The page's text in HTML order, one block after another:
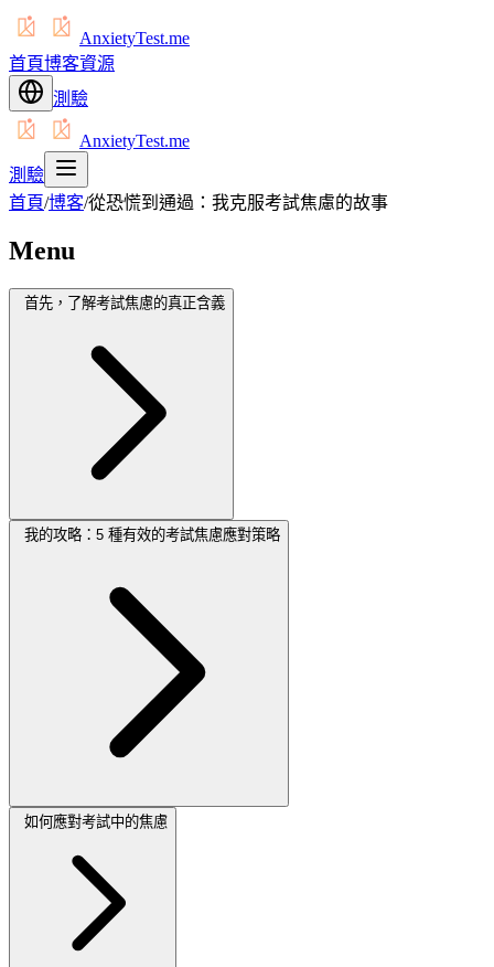
AnxietyTest.me
首頁博客資源
測驗
AnxietyTest.me
測驗
首頁/博客/從恐慌到通過：我克服考試焦慮的故事
Menu
首先，了解考試焦慮的真正含義
我的攻略：5 種有效的考試焦慮應對策略
如何應對考試中的焦慮